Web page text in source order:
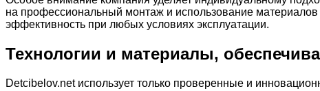
на профессиональный монтаж и использование
эффективность при любых условиях эксплуатации.
Технологии и материалы,
Detcibelov.net использует только проверенные и